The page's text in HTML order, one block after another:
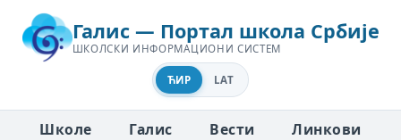
Галис — Портал школа Србије
ШКОЛСКИ ИНФОРМАЦИОНИ СИСТЕМ
ЋИР LAT
Школе Галис Вести
Линкови